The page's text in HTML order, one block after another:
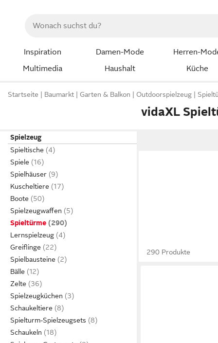
Inspiration Damen-Mode Herren-
Multimedia
Haushalt Küche
Startseite Baumarkt Garten & Balkon Outdoorspielzeug
vidaXL
Spielzeug
Spieltische
Spiele
Spielhäuser
Kuscheltiere
Boote
Spielzeugwaffen
Spieltürme
Lernspielzeug
Greiflinge
Spielbausteine
Bälle
Zelte
Spielzeugküchen
Schaukeltiere
Spielturm-Spielzeugsets
Schaukeln
290 Produkte